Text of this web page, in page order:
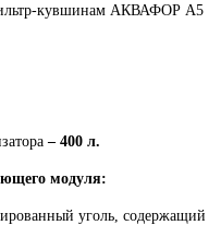
кувшинам АКВАФОР A5
– 400 л.
модуля:
уголь, содержащий